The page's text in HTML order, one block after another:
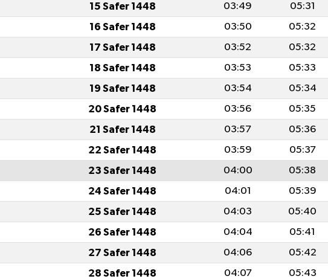
15 Safer 1448 03:49 05:31
16 Safer 1448 03:50 05:32
17 Safer 1448 03:52 05:32
18 Safer 1448 03:53 05:33
19 Safer 1448 03:54 05:34
20 Safer 1448 03:56 05:35
21 Safer 1448 03:57 05:36
22 Safer 1448 03:59 05:37
23 Safer 1448 04:00 05:38
24 Safer 1448 04:01 05:39
25 Safer 1448 04:03 05:40
26 Safer 1448 04:04 05:41
27 Safer 1448 04:06 05:42
28 Safer 1448 04:07 05:43